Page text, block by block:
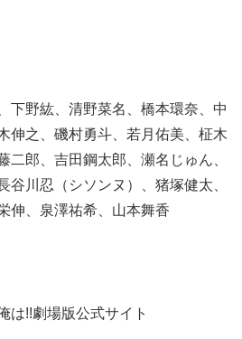
下野紘、清野菜名、橋本環奈、中
伸之、磯村勇斗、若月佑美、柾木
二郎、吉田鋼太郎、瀬名じゅん、
谷川忍（シソンヌ）、猪塚健太、
伸、泉澤祐希、山本舞香
は!!劇場版公式サイト